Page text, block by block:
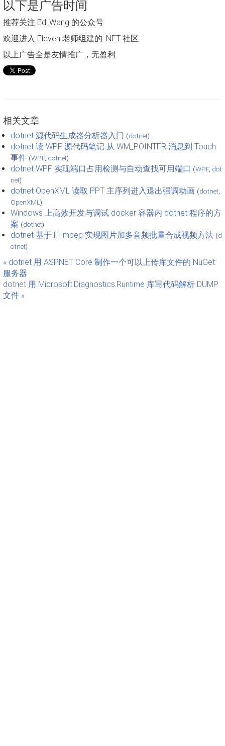
以下是广告时间
推荐关注 Edi.Wang 的公众号
欢迎进入 Eleven 老师组建的 .NET 社区
以上广告全是友情推广，无盈利
相关文章
dotnet 源代码生成器分析器入门 (dotnet)
dotnet 读 WPF 源代码笔记 从 WM_POINTER 消息到 Touch
事件 (WPF, dotnet)
dotnet WPF 实现端口占用检测与自动查找可用端口 (WPF, dot
net)
dotnet OpenXML 读取 PPT 主序列进入退出强调动画 (dotnet
OpenXML )
Windows 上高效开发与调试 docker 容器内 dotnet 程序的方
案 (dotnet)
dotnet 基于 FFmpeg 实现图片加多音频批量合成视频方法 (d
otnet)
« dotnet 用 ASP.NET Core 制作一个可以上传库文件的 NuGet
服务器
dotnet 用 Microsoft.Diagnostics.Runtime 库写代码解析 DUMP
文件 »